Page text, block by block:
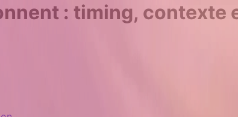
: timing, contexte